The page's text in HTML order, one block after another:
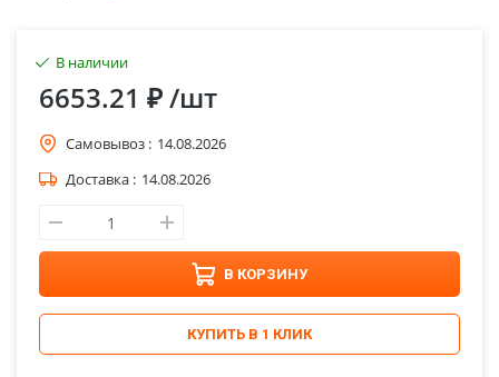
В наличии
6653.21 ₽/шт
Самовывоз : 14.08.2026
Доставка : 14.08.2026
В КОРЗИНУ
КУПИТЬ В 1 КЛИК